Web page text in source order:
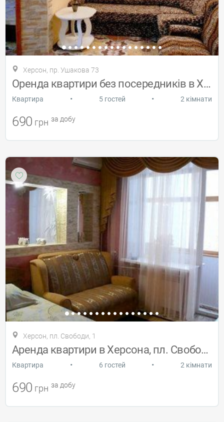
Херсон, пр. Ушакова 73
Оренда квартири без посередників в Херсо
Квартира • 5 гостей • 2 кімнати
690 грн за добу
Херсон, пл. Свободи, 1
Aренда квартири в Херсона, пл. Свободи
Квартира • 6 гостей • 2 кімнати
690 грн за добу